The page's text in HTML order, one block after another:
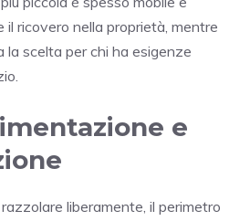
ricovero nella proprietà, mentre
la scelta per chi ha esigenze
e
liberamente, il perimetro